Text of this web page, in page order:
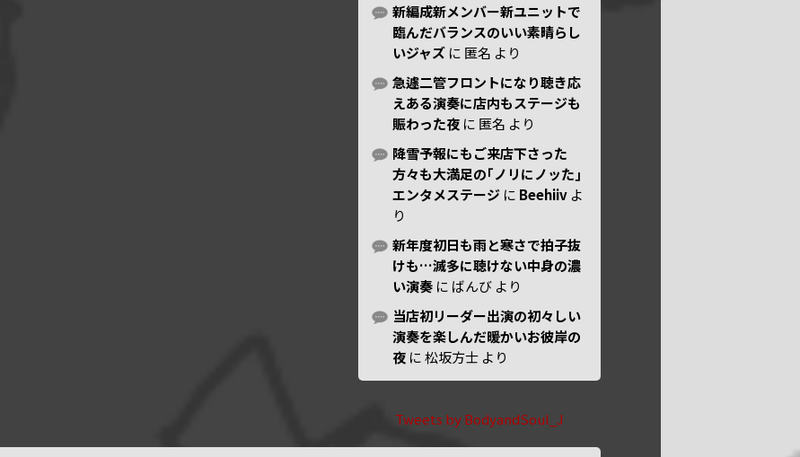
新編成新メンバー新ユニットで
臨んだバランスのいい素晴らし
いジャズ に 匿名 より
急遽二管フロントになり聴き応
えある演奏に店内もステージも
賑わった夜 に 匿名 より
降雪予報にもご来店下さった
方々も大満足の｢ノリにノッた｣
エンタメステージ に Beehiiv よ
り
新年度初日も雨と寒さで拍子抜
けも…滅多に聴けない中身の濃
い演奏 に ばんび より
当店初リーダー出演の初々しい
演奏を楽しんだ暖かいお彼岸の
夜 に松坂方士 より
Tweets by BodyandSoul_J